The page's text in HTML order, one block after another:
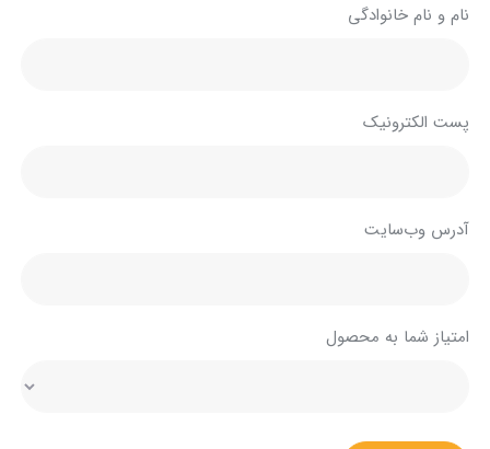
نام و نام خانوادگی
پست الکترونیک
آدرس وب‌سایت
امتیاز شما به محصول